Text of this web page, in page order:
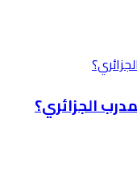
الجزائري؟